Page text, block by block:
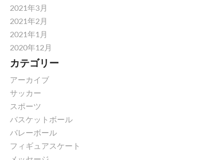
2021年3月
2021年2月
2021年1月
2020年12月
カテゴリー
アーカイブ
サッカー
スポーツ
バスケットボール
バレーボール
フィギュアスケート